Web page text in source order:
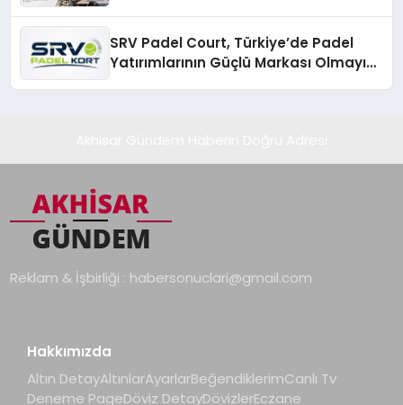
SRV Padel Court, Türkiye’de Padel
Yatırımlarının Güçlü Markası Olmayı
Reklam & İşbirliği : habersonuclari@gmail.com
Hakkımızda
Altın DetayAltınlarAyarlarBeğendiklerimCanlı Tv
Deneme PageDöviz DetayDövizlerEczane